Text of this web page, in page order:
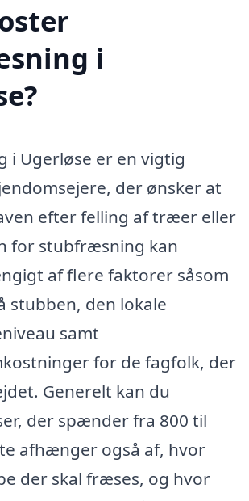
i
i Ugerløse er en vigtig
der ønsker at
efter felling af træer eller
for stubfræsning kan
af flere faktorer såsom
stubben, den lokale
samt
for de fagfolk, der
Generelt kan du
der spænder fra 800 til
afhænger også af, hvor
der skal fræses, og hvor